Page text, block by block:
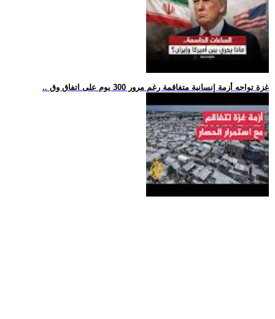
.. غزة تواجه أزمة إنسانية متفاقمة رغم مرور 300 يوم على اتفاق وق